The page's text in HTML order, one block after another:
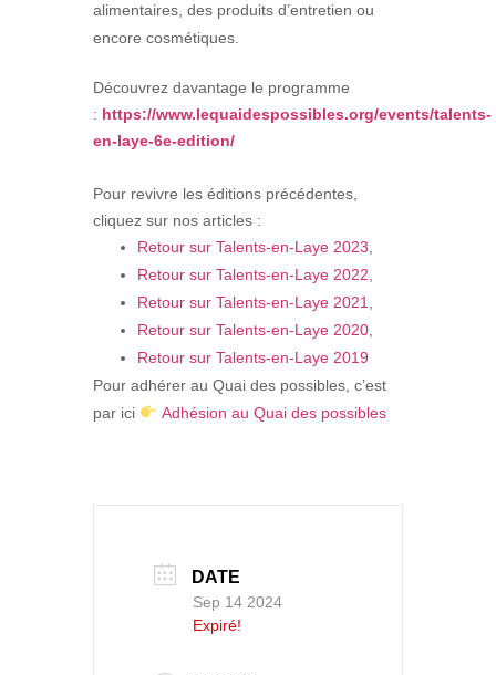
alimentaires, des produits d’entretien ou
encore cosmétiques.
Découvrez davantage le programme
: https://www.lequaidespossibles.org/events/talents-
en-laye-6e-edition/
Pour revivre les éditions précédentes,
cliquez sur nos articles :
Retour sur Talents-en-Laye 2023
Retour sur Talents-en-Laye 2022,
Retour sur Talents-en-Laye 2021
Retour sur Talents-en-Laye 2020,
Retour sur Talents-en-Laye 2019
Pour adhérer au Quai des possibles, c’est
par ici
Adhésion au Quai des possibles
DATE
Sep 14 2024
Expiré!